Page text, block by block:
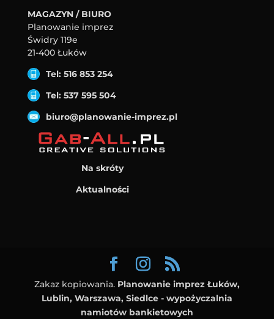
MAGAZYN / BIURO
Planowanie imprez
Świdry 119e
21-400 Łuków
Tel: 516 853 254
Tel: 537 595 504
biuro@planowanie-imprez.pl
Na skróty
Aktualności
Zakaz kopiowania. Planowanie imprez Łuków,
Lublin, Warszawa, Siedlce - wypożyczalnia
namiotów bankietowych